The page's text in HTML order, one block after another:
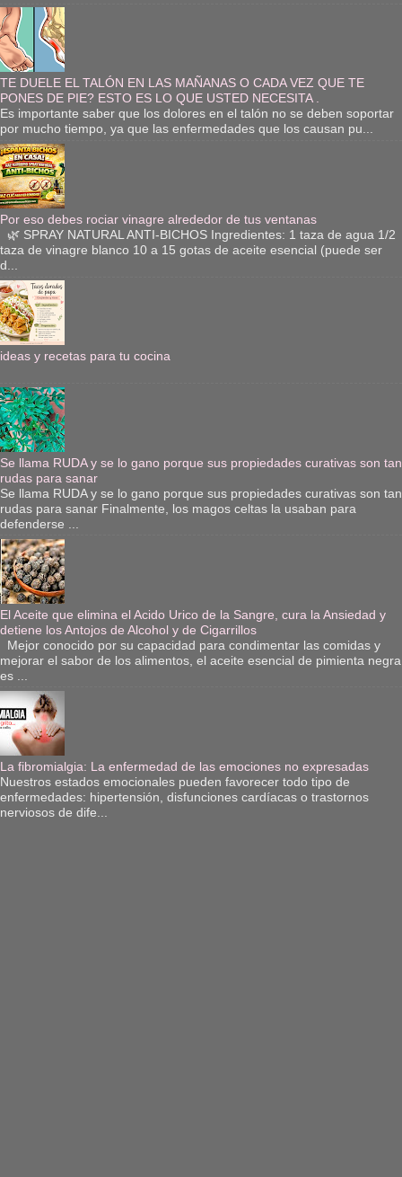
TE DUELE EL TALÓN EN LAS MAÑANAS O CADA VEZ QUE TE
PONES DE PIE? ESTO ES LO QUE USTED NECESITA .
Es importante saber que los dolores en el talón no se deben soportar
por mucho tiempo, ya que las enfermedades que los causan pu...
Por eso debes rociar vinagre alrededor de tus ventanas
🌿 SPRAY NATURAL ANTI-BICHOS Ingredientes: 1 taza de agua 1/2
taza de vinagre blanco 10 a 15 gotas de aceite esencial (puede ser
d...
ideas y recetas para tu cocina
Se llama RUDA y se lo gano porque sus propiedades curativas son tan
rudas para sanar
Se llama RUDA y se lo gano porque sus propiedades curativas son tan
rudas para sanar Finalmente, los magos celtas la usaban para
defenderse ...
El Aceite que elimina el Acido Urico de la Sangre, cura la Ansiedad y
detiene los Antojos de Alcohol y de Cigarrillos
Mejor conocido por su capacidad para condimentar las comidas y
mejorar el sabor de los alimentos, el aceite esencial de pimienta negra
es ...
La fibromialgia: La enfermedad de las emociones no expresadas
Nuestros estados emocionales pueden favorecer todo tipo de
enfermedades: hipertensión, disfunciones cardíacas o trastornos
nerviosos de dife...